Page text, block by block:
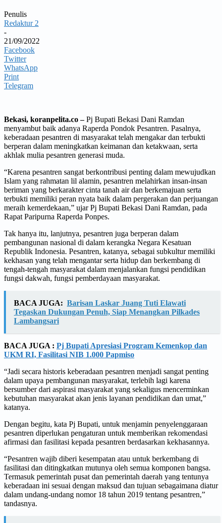
Penulis
Redaktur 2
-
21/09/2022
Facebook
Twitter
WhatsApp
Print
Telegram
Bekasi, koranpelita.co –Pj Bupati Bekasi Dani Ramdan
menyambut baik adanya Raperda Pondok Pesantren. Pasalnya,
keberadaan pesantren di masyarakat telah mengakar dan terbukti
berperan dalam meningkatkan keimanan dan ketakwaan, serta
akhlak mulia pesantren generasi muda.
“Karena pesantren sangat berkontribusi penting dalam mewujudkan
Islam yang rahmatan lil alamin, pesantren melahirkan insan-insan
beriman yang berkarakter cinta tanah air dan berkemajuan serta
terbukti memiliki peran nyata baik dalam pergerakan dan perjuangan
meraih kemerdekaan,” ujar Pj Bupati Bekasi Dani Ramdan, pada
Rapat Paripurna Raperda Ponpes.
Tak hanya itu, lanjutnya, pesantren juga berperan dalam
pembangunan nasional di dalam kerangka Negara Kesatuan
Republik Indonesia. Pesantren, katanya, sebagai subkultur memiliki
kekhasan yang telah mengantar serta hidup dan berkembang di
tengah-tengah masyarakat dalam menjalankan fungsi pendidikan
fungsi dakwah, fungsi pemberdayaan masyarakat.
BACA JUGA: Barisan Laskar Juang Tuti Elawati
Tegaskan Dukungan Penuh, Siap Menangkan Pilkades
Lambangsari
BACA JUGA : Pj Bupati Apresiasi Program Kemenkop dan
UKM RI, Fasilitasi NIB 1.000 Papmiso
“Jadi secara historis keberadaan pesantren menjadi sangat penting
dalam upaya pembangunan masyarakat, terlebih lagi karena
bersumber dari aspirasi masyarakat yang sekaligus mencerminkan
kebutuhan masyarakat akan jenis layanan pendidikan dan umat,”
katanya.
Dengan begitu, kata Pj Bupati, untuk menjamin penyelenggaraan
pesantren diperlukan pengaturan untuk memberikan rekomendasi
afirmasi dan fasilitasi kepada pesantren berdasarkan kekhasannya.
“Pesantren wajib diberi kesempatan atau untuk berkembang di
fasilitasi dan ditingkatkan mutunya oleh semua komponen bangsa.
Termasuk pemerintah pusat dan pemerintah daerah yang tentunya
keberadaan ini sesuai dengan maksud dan tujuan sebagaimana diatur
dalam undang-undang nomor 18 tahun 2019 tentang pesantren,”
tandasnya.